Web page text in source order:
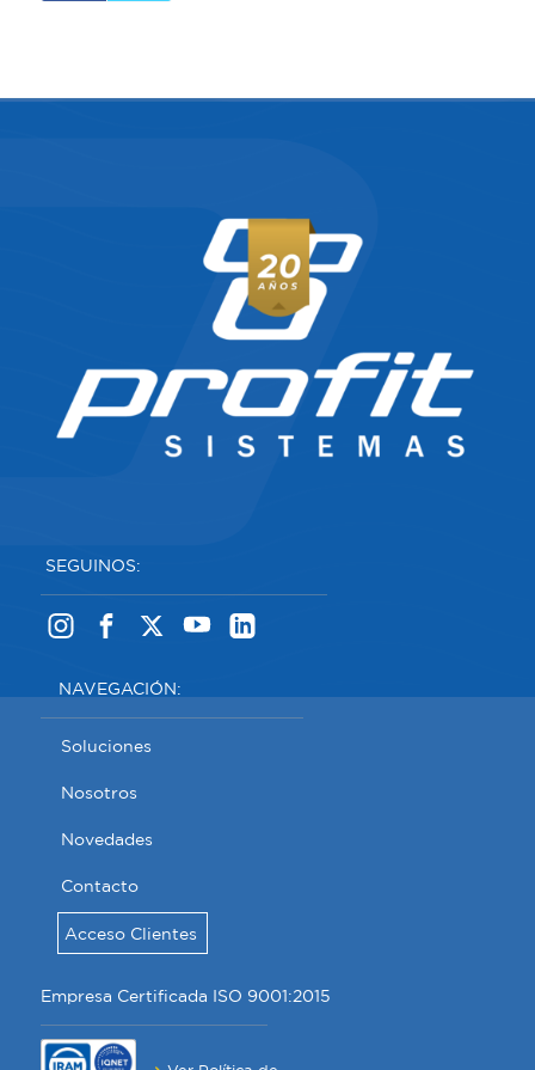
SEGUINOS:
NAVEGACIÓN:
Soluciones
Nosotros
Novedades
Contacto
Acceso Clientes
Empresa Certificada ISO 9001:2015